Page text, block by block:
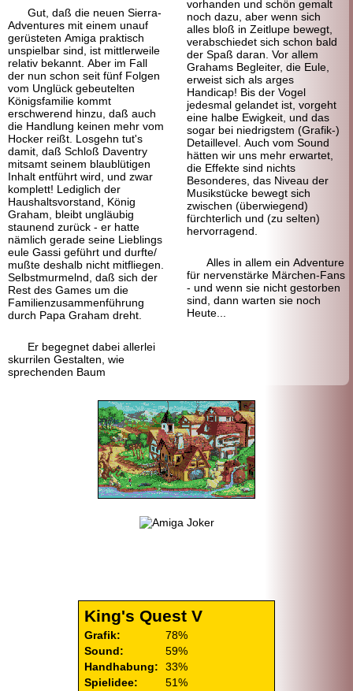
Gut, daß die neuen Sierra-
Adventures mit einem unauf
gerüsteten Amiga praktisch
unspielbar sind, ist mittlerweile
relativ bekannt. Aber im Fall
der nun schon seit fünf Folgen
vom Unglück gebeutelten
Königsfamilie kommt
erschwerend hinzu, daß auch
die Handlung keinen mehr vom
Hocker reißt. Losgehn tut's
damit, daß Schloß Daventry
mitsamt seinem blaublütigen
Inhalt entführt wird, und zwar
komplett! Lediglich der
Haushaltsvorstand, König
Graham, bleibt ungläubig
staunend zurück - er hatte
nämlich gerade seine Lieblings
eule Gassi geführt und durfte/
mußte deshalb nicht mitfliegen.
Selbstmurmelnd, daß sich der
Rest des Games um die
Familienzusammenführung
durch Papa Graham dreht.
Er begegnet dabei allerlei
skurrilen Gestalten, wie
sprechenden Baum
vorhanden und schön gemalt
noch dazu, aber wenn sich
alles bloß in Zeitlupe bewegt,
verabschiedet sich schon bald
der Spaß daran. Vor allem
Grahams Begleiter, die Eule,
erweist sich als arges
Handicap! Bis der Vogel
jedesmal gelandet ist, vorgeht
eine halbe Ewigkeit, und das
sogar bei niedrigstem (Grafik-)
Detaillevel. Auch vom Sound
hätten wir uns mehr erwartet,
die Effekte sind nichts
Besonderes, das Niveau der
Musikstücke bewegt sich
zwischen (überwiegend)
fürchterlich und (zu selten)
hervorragend.
Alles in allem ein Adventure
für nervenstärke Märchen-Fans
- und wenn sie nicht gestorben
sind, dann warten sie noch
Heute...
King's Quest V
Grafik:
78%
Sound:
59%
Handhabung:
33%
Spielidee:
51%